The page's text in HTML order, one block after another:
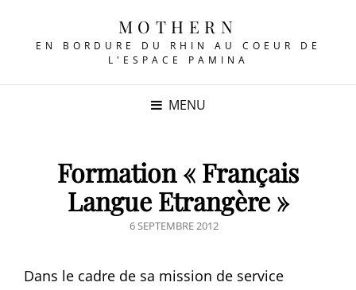
MOTHERN
EN BORDURE DU RHIN AU COEUR DE
L'ESPACE PAMINA
MENU
Formation « Français
Langue Etrangère »
POSTED
6 SEPTEMBRE 2012
Dans le cadre de sa mission de service